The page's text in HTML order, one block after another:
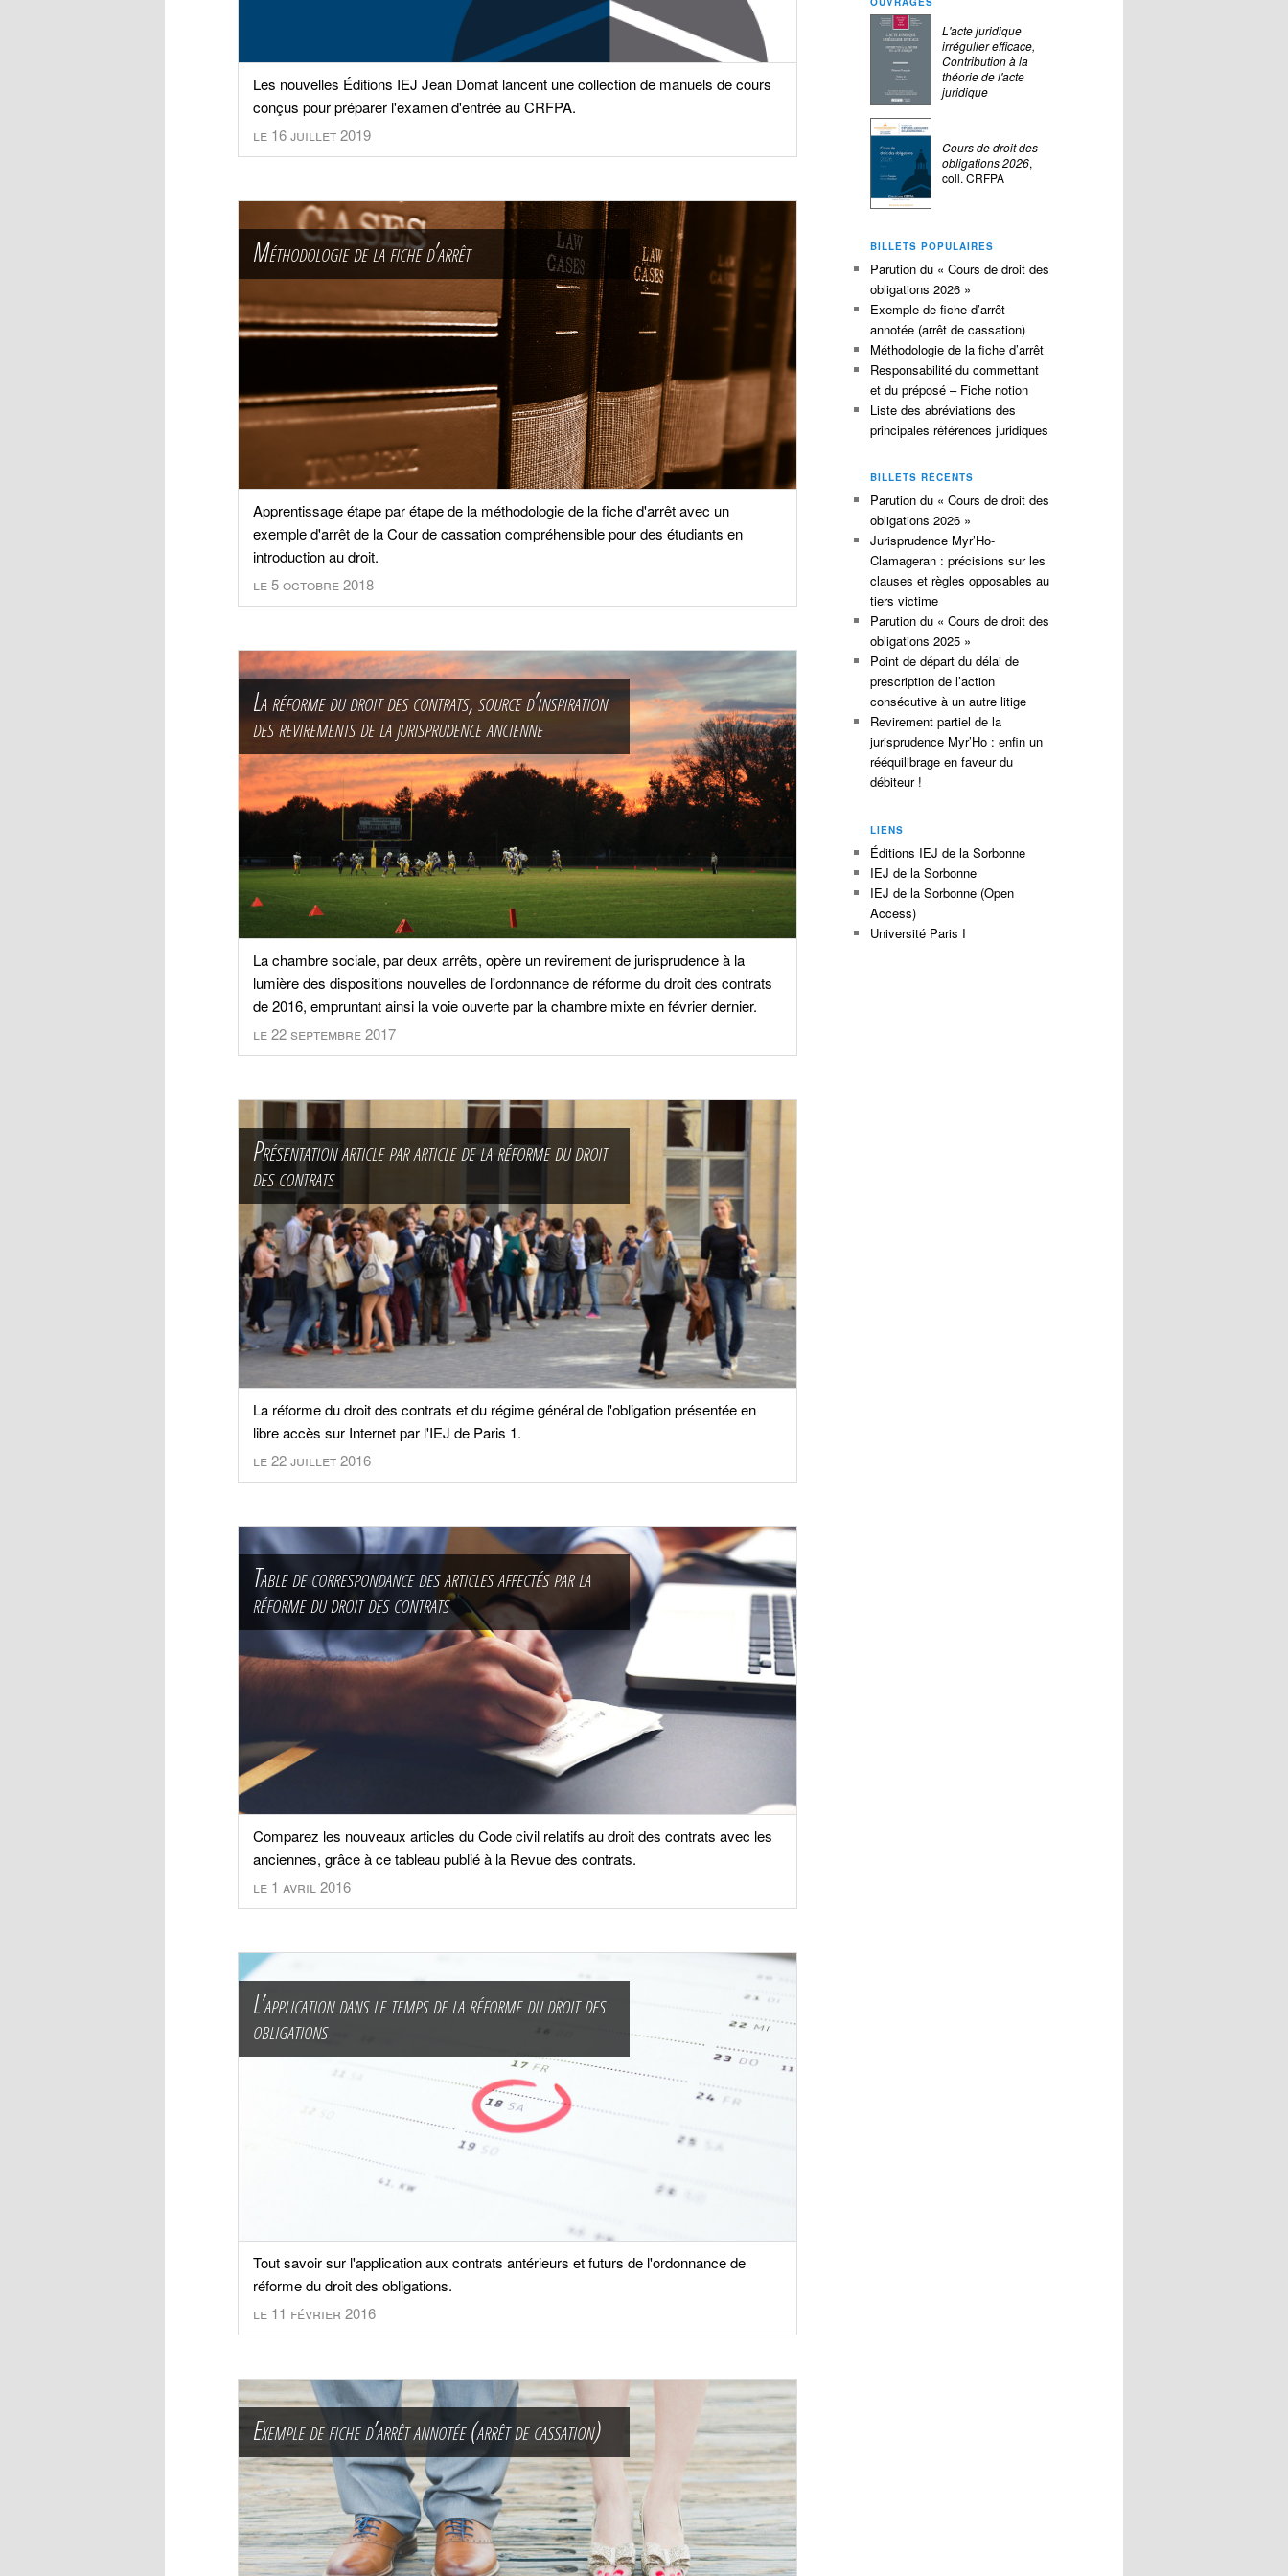
Les nouvelles Éditions IEJ Jean Domat lancent une collection de manuels de cours
conçus pour préparer l'examen d'entrée au CRFPA.
le 16 juillet 2019
Méthodologie de la fiche d’arrêt
Apprentissage étape par étape de la méthodologie de la fiche d'arrêt avec un
exemple d'arrêt de la Cour de cassation compréhensible pour des étudiants en
introduction au droit.
le 5 octobre 2018
La réforme du droit des contrats, source d’inspiration
des revirements de la jurisprudence ancienne
La chambre sociale, par deux arrêts, opère un revirement de jurisprudence à la
lumière des dispositions nouvelles de l'ordonnance de réforme du droit des contrats
de 2016, empruntant ainsi la voie ouverte par la chambre mixte en février dernier.
le 22 septembre 2017
Présentation article par article de la réforme du droit
des contrats
La réforme du droit des contrats et du régime général de l'obligation présentée en
libre accès sur Internet par l'IEJ de Paris 1.
le 22 juillet 2016
Table de correspondance des articles affectés par la
réforme du droit des contrats
Comparez les nouveaux articles du Code civil relatifs au droit des contrats avec les
anciennes, grâce à ce tableau publié à la Revue des contrats.
le 1 avril 2016
L’application dans le temps de la réforme du droit des
obligations
Tout savoir sur l'application aux contrats antérieurs et futurs de l'ordonnance de
réforme du droit des obligations.
le 11 février 2016
Exemple de fiche d’arrêt annotée (arrêt de cassation)
L'acte juridique
irrégulier efficace,
Contribution à la
théorie de l'acte
juridique
Cours de droit des
obligations 2026,
coll. CRFPA
BILLETS POPULAIRES
Parution du « Cours de droit des
obligations 2026 »
Exemple de fiche d’arrêt
annotée (arrêt de cassation)
Méthodologie de la fiche d’arrêt
Responsabilité du commettant
et du préposé – Fiche notion
Liste des abréviations des
principales références juridiques
BILLETS RÉCENTS
Parution du « Cours de droit des
obligations 2026 »
Jurisprudence Myr’Ho-
Clamageran : précisions sur les
clauses et règles opposables au
tiers victime
Parution du « Cours de droit des
obligations 2025 »
Point de départ du délai de
prescription de l’action
consécutive à un autre litige
Revirement partiel de la
jurisprudence Myr’Ho : enfin un
rééquilibrage en faveur du
débiteur !
LIENS
Éditions IEJ de la Sorbonne
IEJ de la Sorbonne
IEJ de la Sorbonne (Open
Access)
Université Paris I